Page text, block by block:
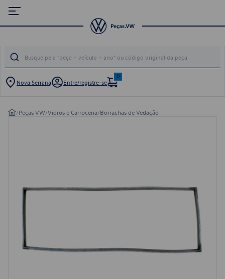
Nova Serrana Entre/registre-se
0
/Peças VW/Vidros e Carroceria/Borrachas de Vedação